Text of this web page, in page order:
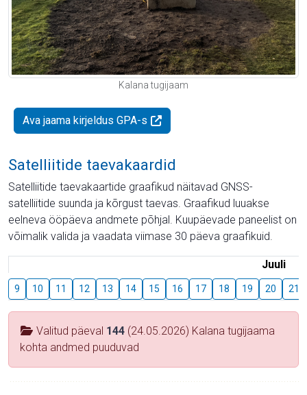
Kalana tugijaam
Ava jaama kirjeldus GPA-s
Satelliitide taevakaardid
Satelliitide taevakaartide graafikud näitavad GNSS-
satelliitide suunda ja kõrgust taevas. Graafikud luuakse
eelneva ööpäeva andmete põhjal. Kuupäevade paneelist on
võimalik valida ja vaadata viimase 30 päeva graafikuid.
Juuli
9 10 11 12 13 14 15 16 17 18 19 20 21
Valitud päeval 144 (24.05.2026) Kalana tugijaama
kohta andmed puuduvad